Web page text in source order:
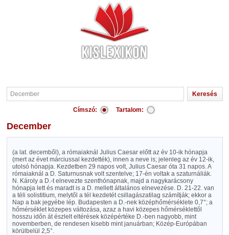
Címszó: Tartalom:
December
(a lat. decemből), a rómaiaknál Julius Caesar előtt az év 10-ik hónapja
(mert az évet márciussal kezdették), innen a neve is; jelenleg az év 12-ik,
utolsó hónapja. Kezdetben 29 napos volt, Julius Caesar óta 31 napos. A
rómaiaknál a D. Saturnusnak volt szentelve; 17-én voltak a szaturnáliák.
N. Károly a D.-t elnevezte szenthónapnak, majd a nagykarácsony
hónapja lett és maradt is a D. mellett általános elnevezése. D. 21-22. van
a téli solistitium, melytől a tél kezdetét csillagászatilag számítják; ekkor a
Nap a bak jegyébe lép. Budapesten a D.-nek középhőmérséklete 0,7°; a
hőmérséklet közepes változása, azaz a havi közepes hőmérséklettől
hosszu időn át észlelt eltérések középértéke D.-ben nagyobb, mint
novemberben, de rendesen kisebb mint januárban; Közép-Európában
körülbelül 2,5°.